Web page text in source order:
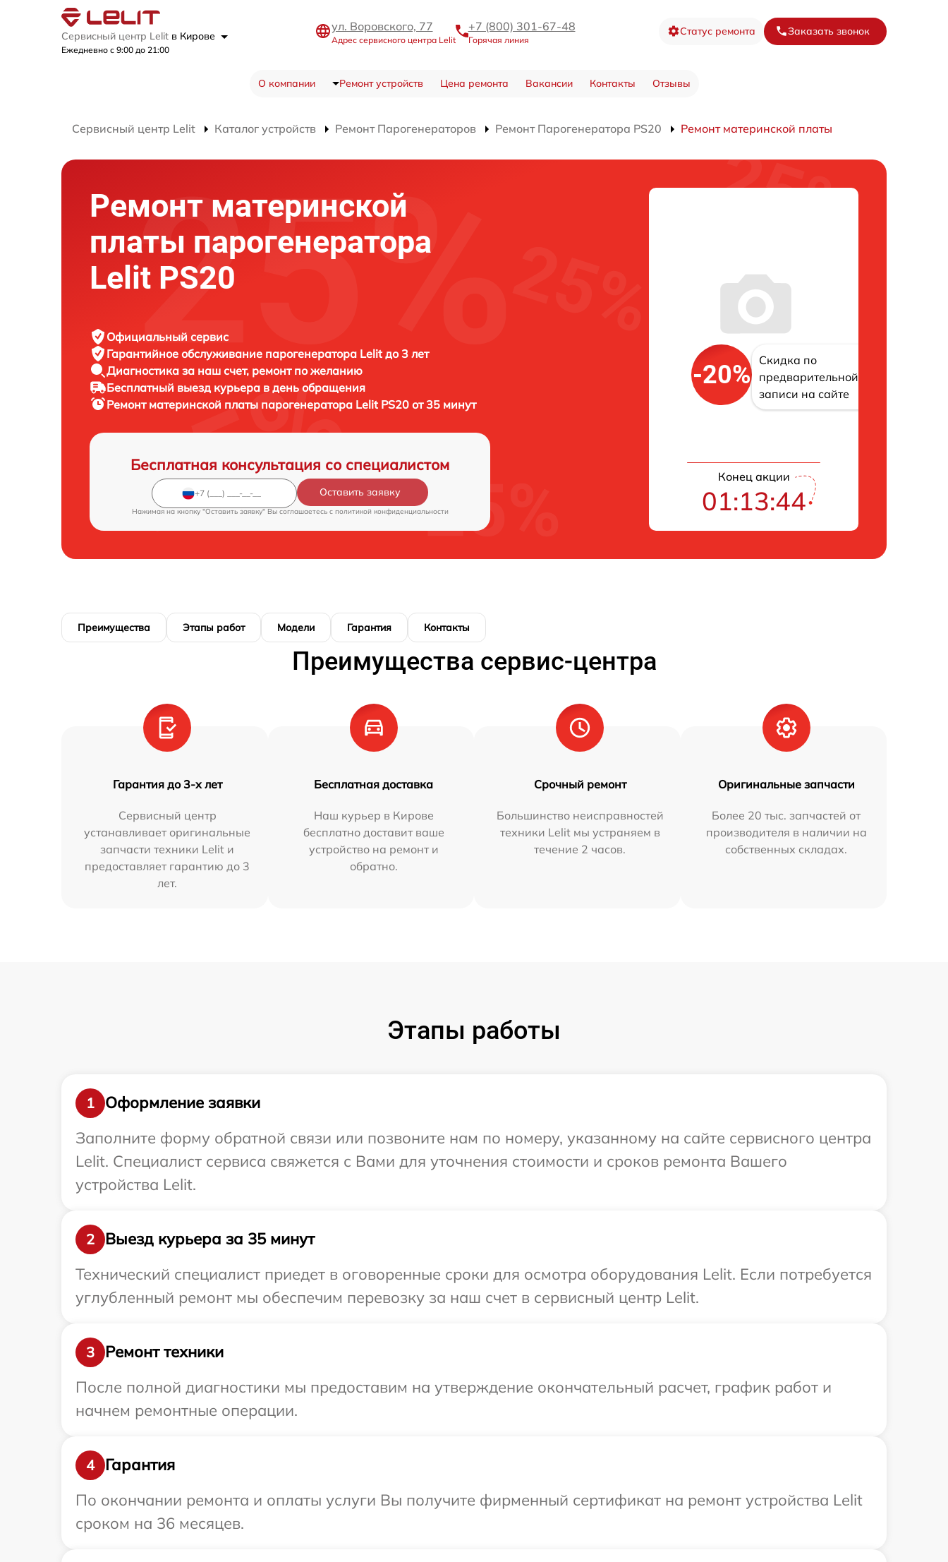
Сервисный центр Lelit в Кирове
Ежедневно с 9:00 до 21:00
ул. Воровского, 77
Адрес сервисного центра Lelit
+7 (800) 301-67-48
Горячая линия
Статус ремонта Заказать звонок
О компании Ремонт устройств Цена ремонта Вакансии Контакты Отзывы
Сервисный центр Lelit Каталог устройств Ремонт Парогенераторов Ремонт Парогенератора PS20 Ремонт материнской платы
Ремонт материнской
платы парогенератора
Lelit PS20
Официальный сервис
Гарантийное обслуживание парогенератора Lelit до 3 лет
Диагностика за наш счет, ремонт по желанию
Бесплатный выезд курьера в день обращения
Ремонт материнской платы парогенератора Lelit PS20 от 35 минут
Бесплатная консультация со специалистом
Оставить заявку
Нажимая на кнопку "Оставить заявку" Вы соглашаетесь c политикой конфиденциальности
-20%
Скидка по
предварительной
записи на сайте
Конец акции
01:13:43
Преимущества Этапы работ Модели Гарантия Контакты
Преимущества сервис-центра
Гарантия до 3-х лет
Сервисный центр
устанавливает оригинальные
запчасти техники Lelit и
предоставляет гарантию до 3
лет.
Бесплатная доставка
Наш курьер в Кирове
бесплатно доставит ваше
устройство на ремонт и
обратно.
Срочный ремонт
Большинство неисправностей
техники Lelit мы устраняем в
течение 2 часов.
Оригинальные запчасти
Более 20 тыс. запчастей от
производителя в наличии на
собственных складах.
Этапы работы
1
Оформление заявки
Заполните форму обратной связи или позвоните нам по номеру, указанному на сайте сервисного центра
Lelit. Специалист сервиса свяжется с Вами для уточнения стоимости и сроков ремонта Вашего
устройства Lelit.
2
Выезд курьера за 35 минут
Технический специалист приедет в оговоренные сроки для осмотра оборудования Lelit. Если потребуется
углубленный ремонт мы обеспечим перевозку за наш счет в сервисный центр Lelit.
3
Ремонт техники
После полной диагностики мы предоставим на утверждение окончательный расчет, график работ и
начнем ремонтные операции.
4
Гарантия
По окончании ремонта и оплаты услуги Вы получите фирменный сертификат на ремонт устройства Lelit
сроком на 36 месяцев.